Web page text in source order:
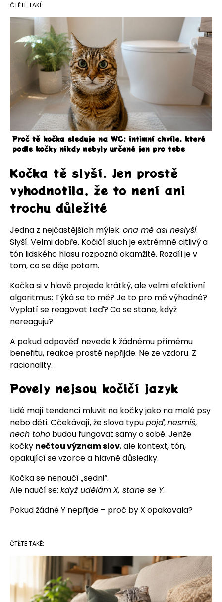
ČTĚTE TAKÉ:
Proč tě kočka sleduje na WC: intimní chvíle, které
podle kočky nikdy nebyly určené jen pro tebe
Kočka tě slyší. Jen prostě
vyhodnotila, že to není ani
trochu důležité
Jedna z nejčastějších mýlek: ona mě asi neslyší.
Slyší. Velmi dobře. Kočičí sluch je extrémně citlivý a
tón lidského hlasu rozpozná okamžitě. Rozdíl je v
tom, co se děje potom.
Kočka si v hlavě projede krátký, ale velmi efektivní
algoritmus: Týká se to mě? Je to pro mě výhodné?
Vyplatí se reagovat teď? Co se stane, když
nereaguju?
A pokud odpověď nevede k žádnému přímému
benefitu, reakce prostě nepřijde. Ne ze vzdoru. Z
racionality.
Povely nejsou kočičí jazyk
Lidé mají tendenci mluvit na kočky jako na malé psy
nebo děti. Očekávají, že slova typupojď,nesmíš,
nech toho budou fungovat samy o sobě. Jenže
kočky nečtou význam slov, ale kontext, tón,
opakující se vzorce a hlavně důsledky.
Kočka se nenaučí „sedni“.
Ale naučí se: když udělám X, stane se Y.
Pokud žádné Y nepřijde – proč by X opakovala?
ČTĚTE TAKÉ: